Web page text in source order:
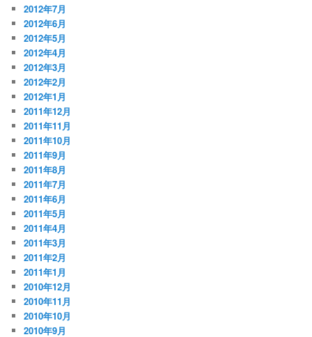
2012年7月
2012年6月
2012年5月
2012年4月
2012年3月
2012年2月
2012年1月
2011年12月
2011年11月
2011年10月
2011年9月
2011年8月
2011年7月
2011年6月
2011年5月
2011年4月
2011年3月
2011年2月
2011年1月
2010年12月
2010年11月
2010年10月
2010年9月